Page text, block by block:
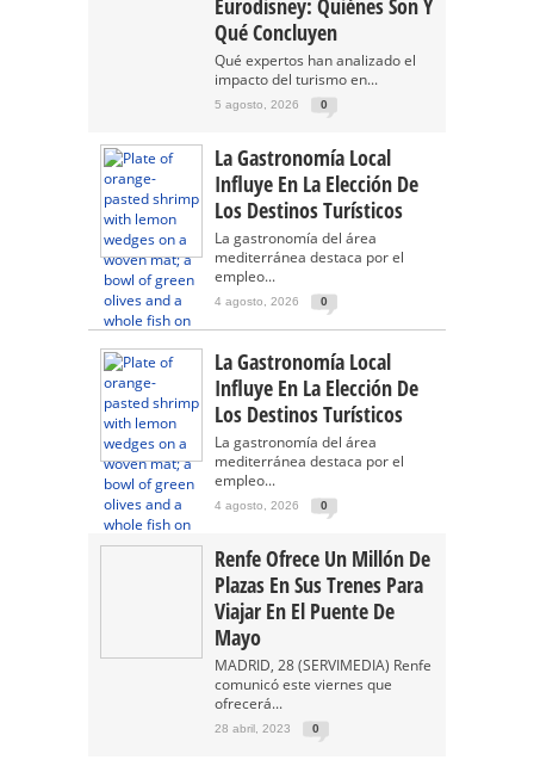
Eurodisney: Quiénes Son Y
Qué Concluyen
Qué expertos han analizado el
impacto del turismo en...
5 agosto, 2026 0
La Gastronomía Local
Influye En La Elección De
Los Destinos Turísticos
La gastronomía del área
mediterránea destaca por el
empleo...
4 agosto, 2026 0
La Gastronomía Local
Influye En La Elección De
Los Destinos Turísticos
La gastronomía del área
mediterránea destaca por el
empleo...
4 agosto, 2026 0
Renfe Ofrece Un Millón De
Plazas En Sus Trenes Para
Viajar En El Puente De
Mayo
MADRID, 28 (SERVIMEDIA) Renfe
comunicó este viernes que
ofrecerá...
28 abril, 2023 0